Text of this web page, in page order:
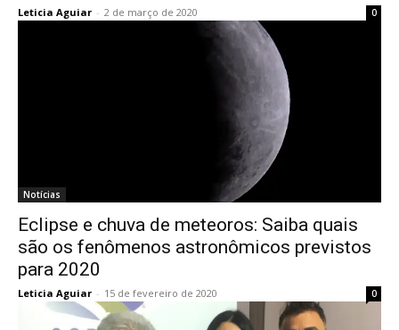
Leticia Aguiar - 2 de março de 2020 0
Notícias
Eclipse e chuva de meteoros: Saiba quais
são os fenômenos astronômicos previstos
para 2020
Leticia Aguiar - 15 de fevereiro de 2020 0